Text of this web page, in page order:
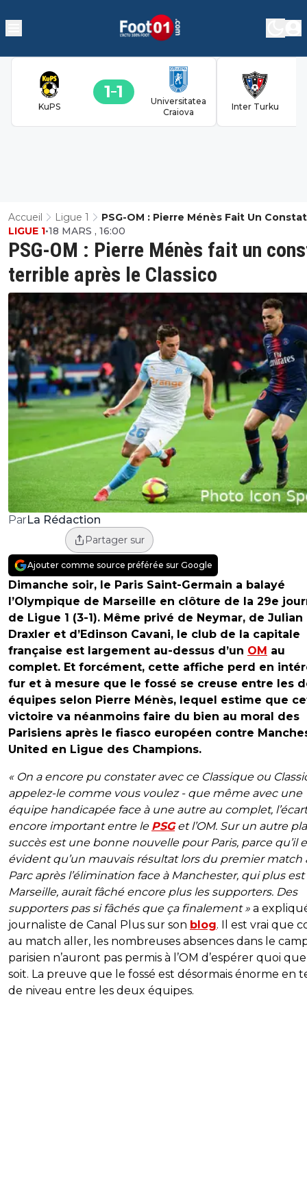
KuPS
1 1
Universitatea
Craiova
Inter Turku
Accueil Ligue 1
PSG-OM : Pierre Ménès Fait Un Constat
Terrible Après Le Classico
PSG-OM : Pierre Ménès fait un
terrible après le Classico
LIGUE 1•18 MARS , 16:00
ParLa Rédaction
Partager sur
Ajouter comme source préférée sur Google
Dimanche soir, le Paris Saint-Germain a balayé
l’Olympique de Marseille en clôture de la 29e
de Ligue 1 (3-1). Même privé de Neymar, de Julian
Draxler et d’Edinson Cavani, le club de la capitale
française est largement au-dessus d’un OM au
complet. Et forcément, cette affiche perd en
fur et à mesure que le fossé se creuse entre les
équipes selon Pierre Ménès, lequel estime que
victoire va néanmoins faire du bien au moral des
Parisiens après le fiasco européen contre
United en Ligue des Champions.
« On a encore pu constater avec ce Classique ou
appelez-le comme vous voulez - que même avec une
équipe handicapée face à une autre au complet,
encore important entre le PSGet l’OM. Sur un autre
succès est une bonne nouvelle pour Paris, parce qu’il
évident qu’un mauvais résultat lors du premier match
Parc après l’élimination face à Manchester, qui plus est
Marseille, aurait fâché encore plus les supporters. Des
supporters pas si fâchés que ça finalement » a
journaliste de Canal Plus sur son blog. Il est vrai que
au match aller, les nombreuses absences dans le
parisien n’auront pas permis à l’OM d’espérer quoi
soit. La preuve que le fossé est désormais énorme en
de niveau entre les deux équipes.